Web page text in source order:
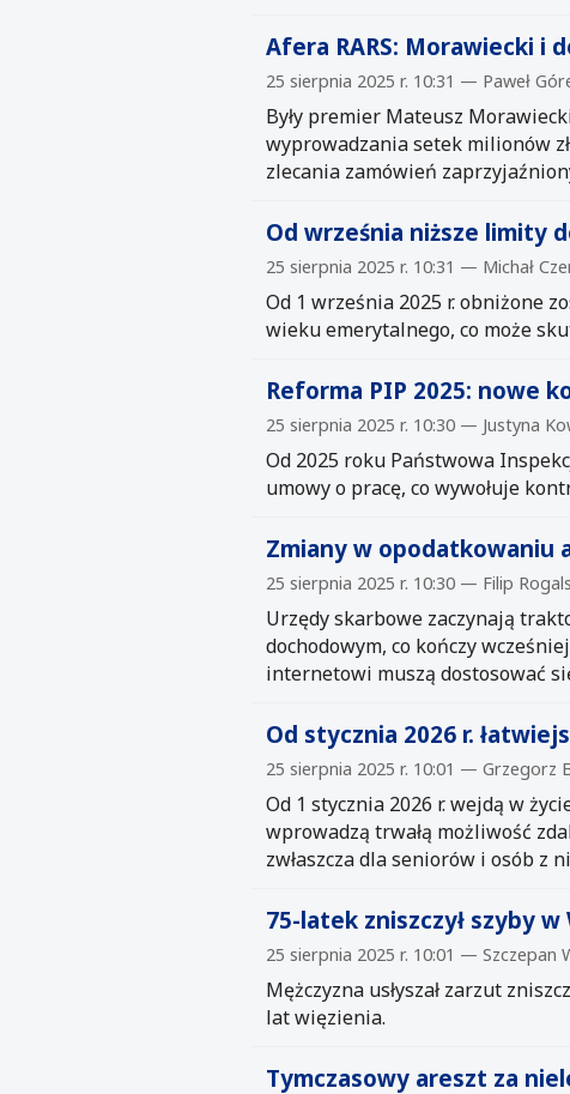
Afera RARS: Morawiecki i
25 sierpnia 2025 r. 10:31 — Paweł
Były premier Mateusz
wyprowadzania setek milionów
zlecania zamówień
Od września niższe limity
25 sierpnia 2025 r. 10:31 — Michał
Od 1 września 2025 r. obniżone
wieku emerytalnego, co może
Reforma PIP 2025: nowe
25 sierpnia 2025 r. 10:30 — Justyna
Od 2025 roku Państwowa
umowy o pracę, co wywołuje
Zmiany w opodatkowaniu
25 sierpnia 2025 r. 10:30 — Filip
Urzędy skarbowe zaczynają
dochodowym, co kończy
internetowi muszą dostosować
Od stycznia 2026 r.
25 sierpnia 2025 r. 10:01 — Grzegorz
Od 1 stycznia 2026 r. wejdą w
wprowadzą trwałą możliwość
zwłaszcza dla seniorów i osób z
75-latek zniszczył szyby
25 sierpnia 2025 r. 10:01 — Szczepan
Mężczyzna usłyszał zarzut
lat więzienia.
Tymczasowy areszt za